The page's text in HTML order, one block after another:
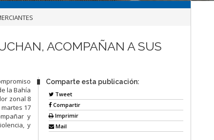
ACOMPAÑAN A SUS
la Bahía
zonal 8
17
y
y
Comparte esta publicación:
Tweet
Compartir
Imprimir
Mail